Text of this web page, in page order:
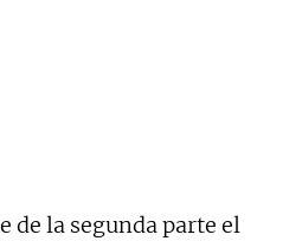
de la segunda parte el